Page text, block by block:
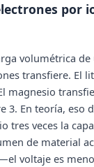
por
volumétrica
transfiere. El
magnesio
3. En teoría, eso
tres veces la
de material
voltaje es